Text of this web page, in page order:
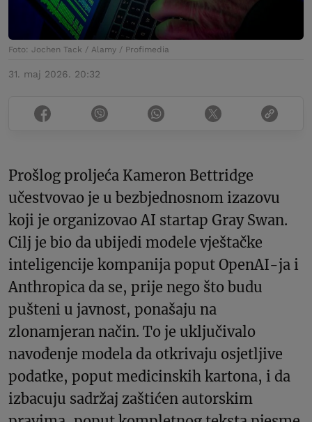
Foto: Jochen Tack / Alamy / Profimedia
31. maj 2026. 20:32
Prošlog proljeća Kameron Bettridge
učestvovao je u bezbjednosnom izazovu
koji je organizovao AI startap Gray Swan.
Cilj je bio da ubijedi modele vještačke
inteligencije kompanija poput OpenAI-ja i
Anthropica da se, prije nego što budu
pušteni u javnost, ponašaju na
zlonamjeran način. To je uključivalo
navođenje modela da otkrivaju osjetljive
podatke, poput medicinskih kartona, i da
izbacuju sadržaj zaštićen autorskim